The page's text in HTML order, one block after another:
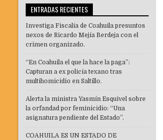
ENTRADAS RECIENTES
Investiga Fiscalía de Coahuila presuntos
nexos de Ricardo Mejía Berdeja con el
crimen organizado.
“En Coahuila el que la hace la paga”:
Capturan a ex policía texano tras
multihomicidio en Saltillo.
Alerta la ministra Yasmín Esquivel sobre
la orfandad por feminicidio: “Una
asignatura pendiente del Estado”.
COAHUILA ES UN ESTADO DE